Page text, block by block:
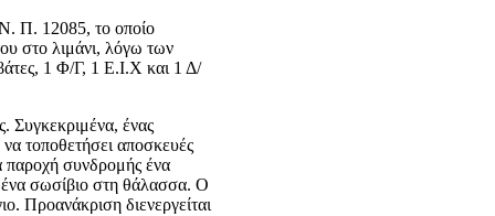
Π. 12085, το οποίο
στο λιμάνι, λόγω των
1 Φ/Γ, 1 Ε.Ι.Χ και 1 Δ/
Συγκεκριμένα, ένας
τοποθετήσει αποσκευές
παροχή συνδρομής ένα
σωσίβιο στη θάλασσα. Ο
Προανάκριση διενεργείται